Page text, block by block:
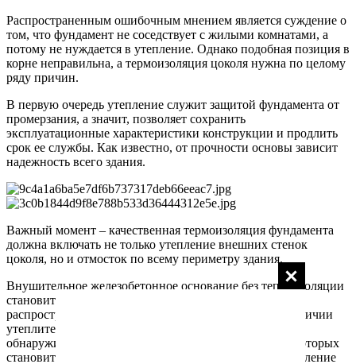
Распространенным ошибочным мнением является суждение о
том, что фундамент не соседствует с жилыми комнатами, а
потому не нуждается в утепление. Однако подобная позиция в
корне неправильна, а термоизоляция цоколя нужна по целому
ряду причин.
В первую очередь утепление служит защитой фундамента от
промерзания, а значит, позволяет сохранить
эксплуатационные характеристики конструкции и продлить
срок ее службы. Как известно, от прочности основы зависит
надежность всего здания.
Важный момент – качественная термоизоляция фундамента
должна включать не только утепление внешних стенок
цоколя, но и отмосток по всему периметру здания.
Внушительное железобетонное основание без теплоизоляции
становится аккумулятором холода, от которого он
распространяется к несущим элементам. Даже при наличии
утеплительного слоя на полу и стенах объекта
обнаруживаются мощные теплопотери, источником которых
становится именно фундамент. В то же время его утепление